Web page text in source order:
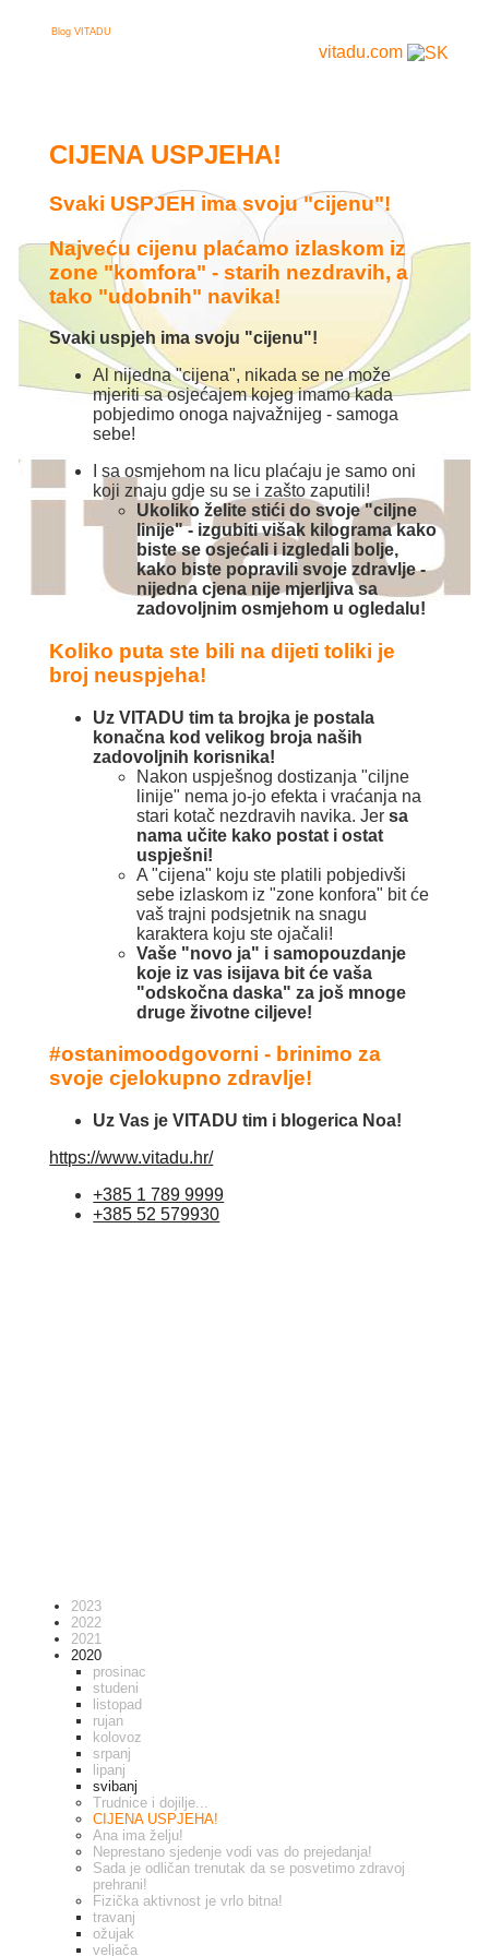
Blog VITADU
vitadu.com
CIJENA USPJEHA!
Svaki USPJEH ima svoju "cijenu"!
Najveću cijenu plaćamo izlaskom iz
zone "komfora" - starih nezdravih, a
tako "udobnih" navika!
Svaki uspjeh ima svoju "cijenu"!
Al nijedna "cijena", nikada se ne može
mjeriti sa osjećajem kojeg imamo kada
pobjedimo onoga najvažnijeg - samoga
sebe!
I sa osmjehom na licu plaćaju je samo oni
koji znaju gdje su se i zašto zaputili!
Ukoliko želite stići do svoje "ciljne
linije" - izgubiti višak kilograma kako
biste se osjećali i izgledali bolje,
kako biste popravili svoje zdravlje -
nijedna cjena nije mjerljiva sa
zadovoljnim osmjehom u ogledalu!
Koliko puta ste bili na dijeti toliki je
broj neuspjeha!
Uz VITADU tim ta brojka je postala
konačna kod velikog broja naših
zadovoljnih korisnika!
Nakon uspješnog dostizanja "ciljne
linije" nema jo-jo efekta i vraćanja na
stari kotač nezdravih navika. Jersa
nama učite kako postat i ostat
uspješni!
A "cijena" koju ste platili pobjedivši
sebe izlaskom iz "zone konfora" bit će
vaš trajni podsjetnik na snagu
karaktera koju ste ojačali!
Vaše "novo ja" i samopouzdanje
koje iz vas isijava bit će vaša
"odskočna daska" za još mnoge
druge životne ciljeve!
#ostanimoodgovorni - brinimo za
svoje cjelokupno zdravlje!
Uz Vas je VITADU tim i blogerica Noa!
https://www.vitadu.hr/
+385 1 789 9999
+385 52 579930
2023
2022
2021
2020
prosinac
studeni
listopad
rujan
kolovoz
srpanj
lipanj
svibanj
Trudnice i dojilje...
CIJENA USPJEHA!
Ana ima želju!
Neprestano sjedenje vodi vas do prejedanja!
Sada je odličan trenutak da se posvetimo zdravoj
prehrani!
Fizička aktivnost je vrlo bitna!
travanj
ožujak
veljača